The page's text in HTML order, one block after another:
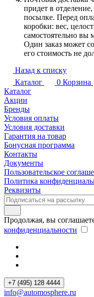
придет в
посылке. Перед
коробки: вес,
самостоятельно вы
Один заказ может
его стоимость не
Назад к списку
Каталог
0 Корзина
Каталог
Акции
Бренды
Условия оплаты
Условия доставки
Гарантия на товар
Бонусная программа
Контакты
Документы
Пользовательское
Политика
Реквизиты
Продолжая, вы
конфиденциальности
+7 (495) 128 4444
info@automosphere.ru